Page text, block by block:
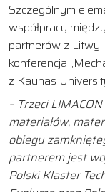
Szczególnym
współpracy
partnerów z
konferencja
z Kaunas
– Trzeci
materiałów,
obiegu
partnerem jest
Polski Klaster